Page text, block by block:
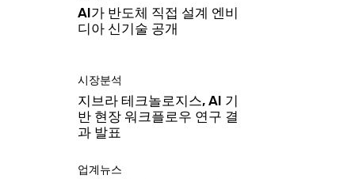
AI가 반도체 직접 설계 엔비
디아 신기술 공개
시장분석
지브라 테크놀로지스, AI 기
반 현장 워크플로우 연구 결
과 발표
업계뉴스